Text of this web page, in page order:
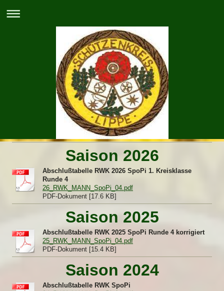
Saison 2026
Abschlußtabelle RWK 2026 SpoPi 1. Kreisklasse
Runde 4
26_RWK_MANN_SpoPi_04.pdf
PDF-Dokument [17.6 KB]
Saison 2025
Abschlußtabelle RWK 2025 SpoPi Runde 4 korrigiert
25_RWK_MANN_SpoPi_04.pdf
PDF-Dokument [15.4 KB]
Saison 2024
Abschlußtabelle RWK SpoPi